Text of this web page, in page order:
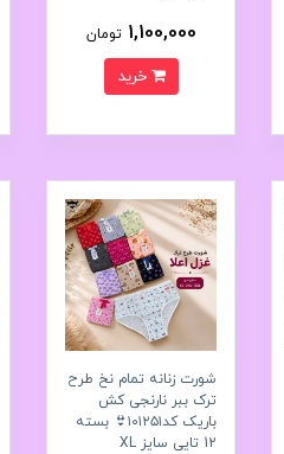
1,100,000 تومان
خرید
شورت زنانه تمام نخ طرح
ترک ببر نارنجی کش
باریک کد۱۰۱۲۵۱👙 بسته
12 تایی سایز XL